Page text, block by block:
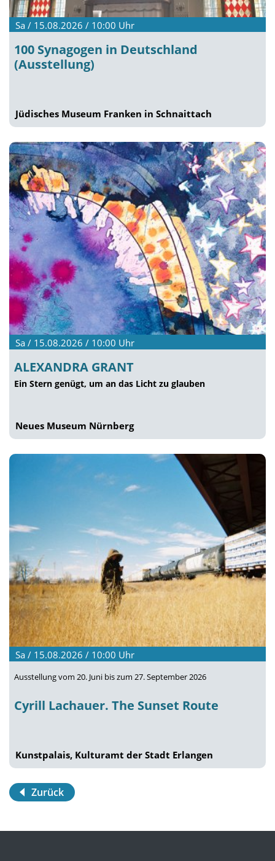
Sa / 15.08.2026 / 10:00 Uhr
100 Synagogen in Deutschland
(Ausstellung)
Jüdisches Museum Franken in Schnaittach
Sa / 15.08.2026 / 10:00 Uhr
ALEXANDRA GRANT
Ein Stern genügt, um an das Licht zu glauben
Neues Museum Nürnberg
Sa / 15.08.2026 / 10:00 Uhr
Ausstellung vom 20. Juni bis zum 27. September 2026
Cyrill Lachauer. The Sunset Route
Kunstpalais, Kulturamt der Stadt Erlangen
Zurück